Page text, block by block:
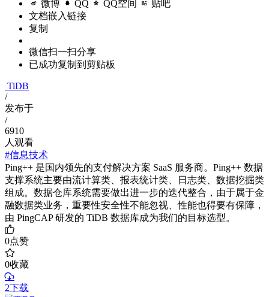
微博 QQ QQ空间 贴吧
文档嵌入链接
复制
微信扫一扫分享
已成功复制到剪贴板
TiDB
/
发布于
/
6910
人观看
#信息技术
Ping++ 是国内领先的支付解决方案 SaaS 服务商。Ping++ 数据
支撑系统主要由流计算类、报表统计类、日志类、数据挖掘类
组成。数据仓库系统需要做出进一步的迭代整合，由于属于金
融数据类业务，重要性安全性不能忽视、性能也得要有保障，
由 PingCAP 研发的 TiDB 数据库成为我们的目标选型。
0点赞
0收藏
2下载